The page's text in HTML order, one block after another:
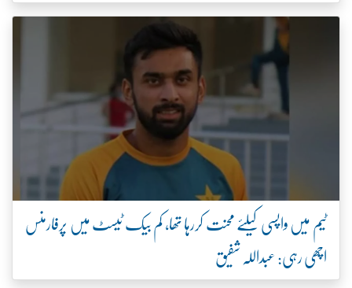
ٹیم میں واپسی کیلئے محنت کررہا تھا، کم بیک ٹیسٹ میں پرفارمنس
اچھی رہی: عبداللہ شفیق